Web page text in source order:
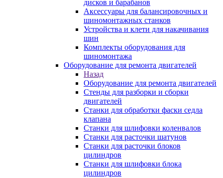
дисков и барабанов
Аксессуары для балансировочных и
шиномонтажных станков
Устройства и клети для накачивания
шин
Комплекты оборудования для
шиномонтажа
Оборудование для ремонта двигателей
Назад
Оборудование для ремонта двигателей
Стенды для разборки и сборки
двигателей
Станки для обработки фаски седла
клапана
Станки для шлифовки коленвалов
Станки для расточки шатунов
Станки для расточки блоков
цилиндров
Станки для шлифовки блока
цилиндров